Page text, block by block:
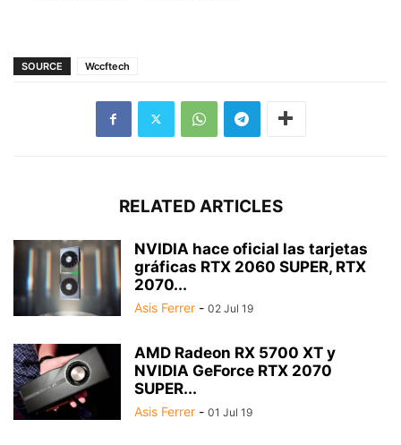
SOURCE Wccftech
RELATED ARTICLES
NVIDIA hace oficial las tarjetas
gráficas RTX 2060 SUPER, RTX
2070...
Asis Ferrer - 02 Jul 19
AMD Radeon RX 5700 XT y
NVIDIA GeForce RTX 2070
SUPER...
Asis Ferrer - 01 Jul 19